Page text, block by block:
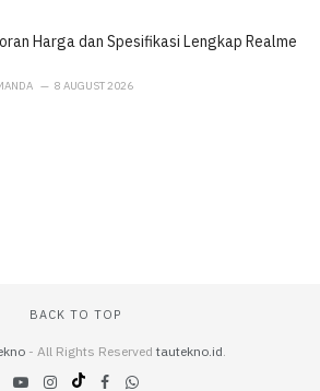
Harga dan Spesifikasi Lengkap Realme
8 AUGUST 2026
BACK TO TOP
- All Rights Reserved tautekno.id.